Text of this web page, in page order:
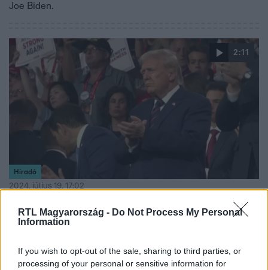
RTL Magyarország - Do Not Process My Personal
Information
If you wish to opt-out of the sale, sharing to third parties, or
processing of your personal or sensitive information for
Joe Biden.
2:11
Híradó
2024. július 19. 17:02
Hivatalosan is Donald Trump a republikánusok
elnökjelöltje – Orbánt is említette beszédében
elnökjelöltje. A korábbi amerikai elnök a jelölőgyűlés
utolsó napján mondott beszédet, először az ellene